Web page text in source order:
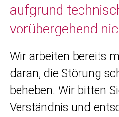
aufgrund
vorübergehend
Wir arbeiten bereits
daran, die Störung
beheben. Wir bitten
Verständnis und